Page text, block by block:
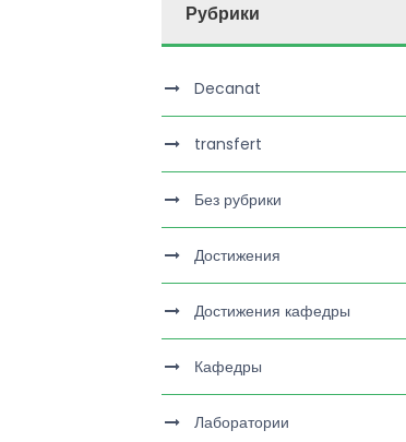
Рубрики
Decanat
transfert
Без рубрики
Достижения
Достижения кафедры
Кафедры
Лаборатории